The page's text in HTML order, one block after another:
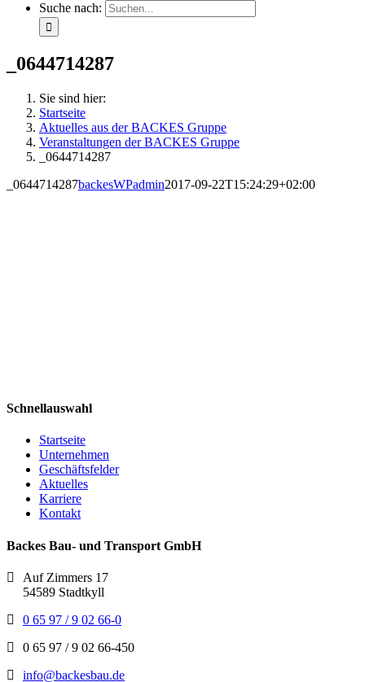
Suche nach:
_0644714287
Sie sind hier:
Startseite
Aktuelles aus der BACKES Gruppe
Veranstaltungen der BACKES Gruppe
_0644714287
_0644714287backesWPadmin2017-09-22T15:24:29+02:00
Schnellauswahl
Startseite
Unternehmen
Geschäftsfelder
Aktuelles
Karriere
Kontakt
Backes Bau- und Transport GmbH
Auf Zimmers 17
54589 Stadtkyll
0 65 97 / 9 02 66-0
0 65 97 / 9 02 66-450
info@backesbau.de